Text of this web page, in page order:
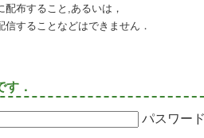
配布すること,あるいは，
信することなどはできません．
す．
パスワー